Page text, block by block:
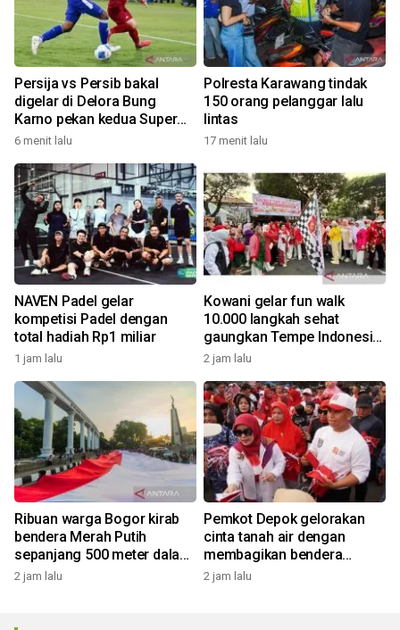
Persija vs Persib bakal
digelar di Delora Bung
Karno pekan kedua Super
League
6 menit lalu
Polresta Karawang tindak
150 orang pelanggar lalu
lintas
17 menit lalu
NAVEN Padel gelar
kompetisi Padel dengan
total hadiah Rp1 miliar
1 jam lalu
Kowani gelar fun walk
10.000 langkah sehat
gaungkan Tempe Indonesia
Goes to UNESCO
2 jam lalu
Ribuan warga Bogor kirab
bendera Merah Putih
sepanjang 500 meter dalam
rangkaian FMP ke-11
2 jam lalu
Pemkot Depok gelorakan
cinta tanah air dengan
membagikan bendera
merah putih
2 jam lalu